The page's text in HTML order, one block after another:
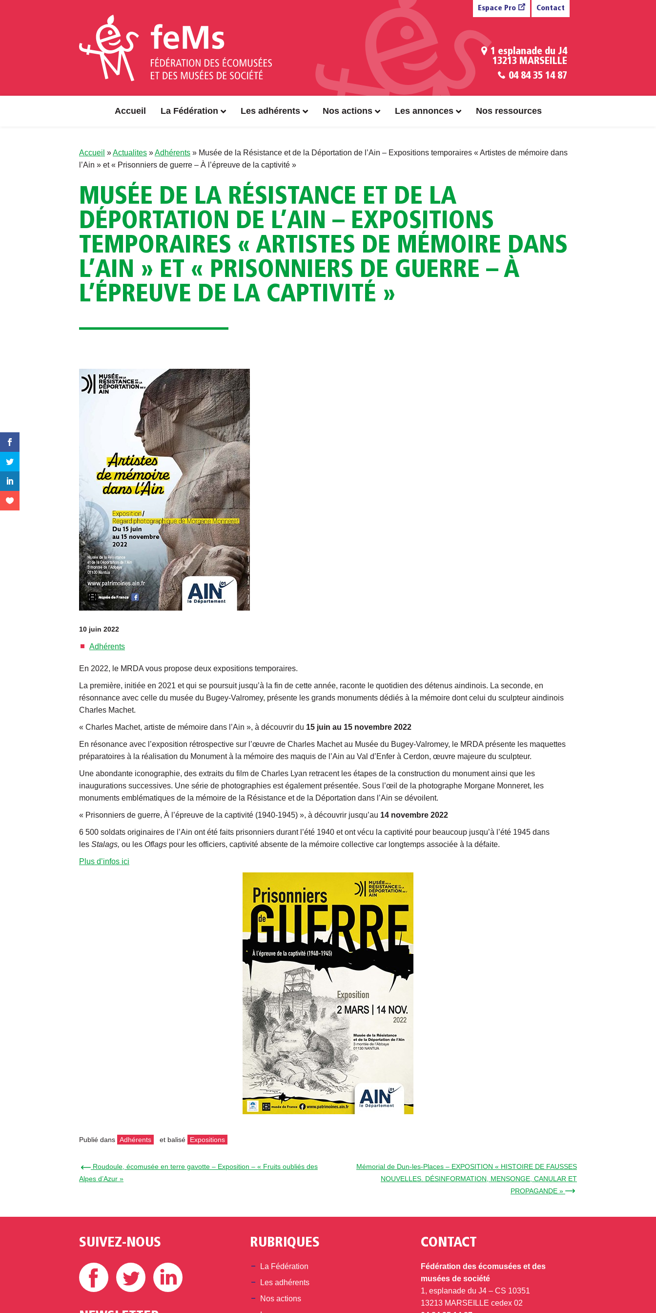
Espace Pro Contact
1 esplanade du J4
13213 MARSEILLE
04 84 35 14 87
Accueil La Fédération Les adhérents Nos actions Les annonces Nos ressources
Accueil »Actualites »Adhérents » Musée de la Résistance et de la Déportation de l’Ain – Expositions temporaires « Artistes de mémoire dans
l’Ain » et « Prisonniers de guerre – À l’épreuve de la captivité »
MUSÉE DE LA RÉSISTANCE ET DE LA
DÉPORTATION DE L’AIN – EXPOSITIONS
TEMPORAIRES « ARTISTES DE MÉMOIRE DANS
L’AIN » ET « PRISONNIERS DE GUERRE – À
L’ÉPREUVE DE LA CAPTIVITÉ »
10 juin 2022
Adhérents
En 2022, le MRDA vous propose deux expositions temporaires.
La première, initiée en 2021 et qui se poursuit jusqu’à la fin de cette année, raconte le quotidien des détenus aindinois. La seconde, en
résonnance avec celle du musée du Bugey-Valromey, présente les grands monuments dédiés à la mémoire dont celui du sculpteur aindinois
Charles Machet.
« Charles Machet, artiste de mémoire dans l’Ain », à découvrir du 15 juin au 15 novembre 2022
En résonance avec l’exposition rétrospective sur l’œuvre de Charles Machet au Musée du Bugey-Valromey, le MRDA présente les maquettes
préparatoires à la réalisation du Monument à la mémoire des maquis de l’Ain au Val d’Enfer à Cerdon, œuvre majeure du sculpteur.
Une abondante iconographie, des extraits du film de Charles Lyan retracent les étapes de la construction du monument ainsi que les
inaugurations successives. Une série de photographies est également présentée. Sous l’œil de la photographe Morgane Monneret, les
monuments emblématiques de la mémoire de la Résistance et de la Déportation dans l’Ain se dévoilent.
« Prisonniers de guerre, À l’épreuve de la captivité (1940-1945) », à découvrir jusqu’au 14 novembre 2022
6 500 soldats originaires de l’Ain ont été faits prisonniers durant l’été 1940 et ont vécu la captivité pour beaucoup jusqu’à l’été 1945 dans
les Stalags, ou les Oflags pour les officiers, captivité absente de la mémoire collective car longtemps associée à la défaite.
Plus d’infos ici
Publié dans Adhérents et balisé Expositions
← Roudoule, écomusée en terre gavotte – Exposition – « Fruits oubliés des
Alpes d’Azur »
Mémorial de Dun-les-Places – EXPOSITION « HISTOIRE DE FAUSSES
NOUVELLES. DÉSINFORMATION, MENSONGE, CANULAR ET
PROPAGANDE » →
SUIVEZ-NOUS
Facebook Twitter
RUBRIQUES
La Fédération
Les adhérents
Nos actions
CONTACT
Fédération des écomusées et des
musées de société
1, esplanade du J4 – CS 10351
13213 MARSEILLE cedex 02